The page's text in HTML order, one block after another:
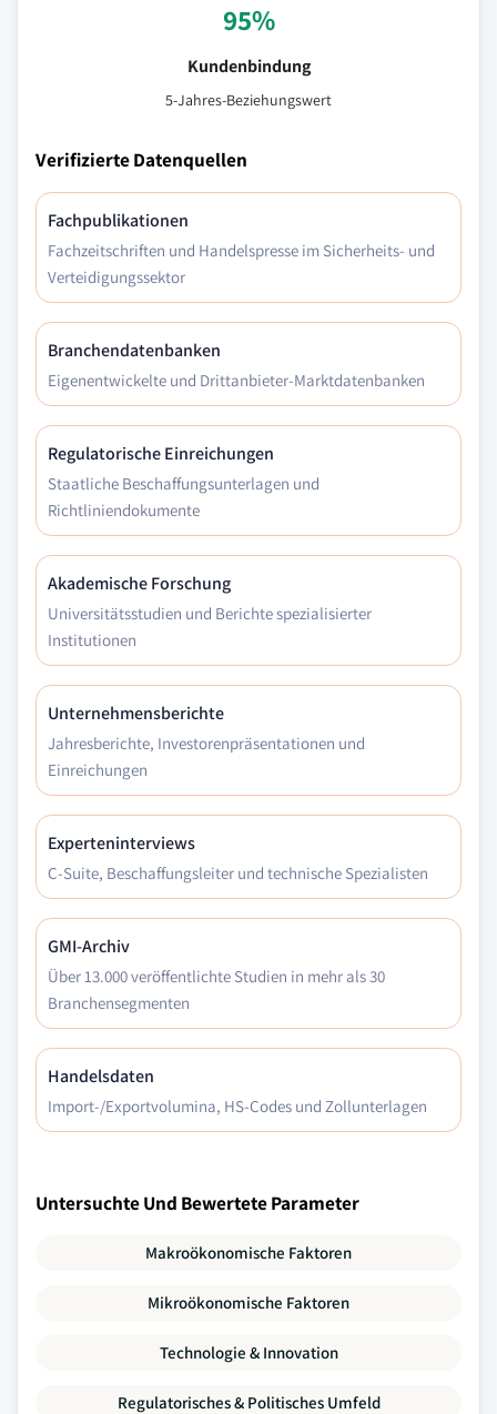
95%
Kundenbindung
5-Jahres-Beziehungswert
Verifizierte Datenquellen
Fachpublikationen
Fachzeitschriften und Handelspresse im Sicherheits- und
Verteidigungssektor
Branchendatenbanken
Eigenentwickelte und Drittanbieter-Marktdatenbanken
Regulatorische Einreichungen
Staatliche Beschaffungsunterlagen und
Richtliniendokumente
Akademische Forschung
Universitätsstudien und Berichte spezialisierter
Institutionen
Unternehmensberichte
Jahresberichte, Investorenpräsentationen und
Einreichungen
Experteninterviews
C-Suite, Beschaffungsleiter und technische Spezialisten
GMI-Archiv
Über 13.000 veröffentlichte Studien in mehr als 30
Branchensegmenten
Handelsdaten
Import-/Exportvolumina, HS-Codes und Zollunterlagen
Untersuchte Und Bewertete Parameter
Makroökonomische Faktoren
Mikroökonomische Faktoren
Technologie & Innovation
Regulatorisches & Politisches Umfeld